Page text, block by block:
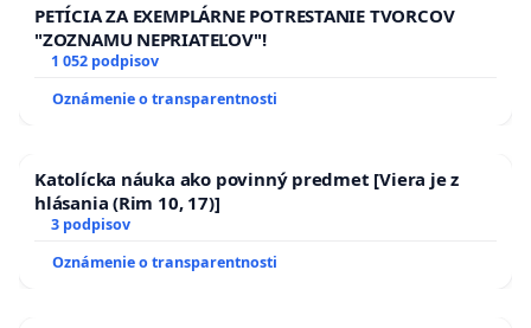
PETÍCIA ZA EXEMPLÁRNE POTRESTANIE TVORCOV
"ZOZNAMU NEPRIATEĽOV"!
1 052 podpisov
Oznámenie o transparentnosti
Katolícka náuka ako povinný predmet [Viera je z
hlásania (Rim 10, 17)]
3 podpisov
Oznámenie o transparentnosti